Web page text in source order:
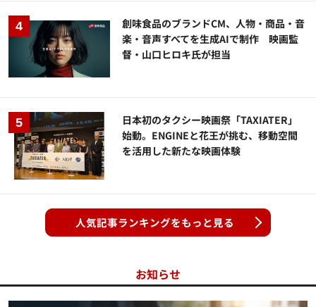
創味食品のブランドCM、人物・商品・音
楽・音声すべてを生成AIで制作 映画監
督・山口ヒロキ氏が担当
日本初のタクシー映画祭「TAXIATER」
始動。ENGINEと花王が挑む、移動空間
を活用した新たな映画体験
人気記事ランキングをもっと見る
お知らせ